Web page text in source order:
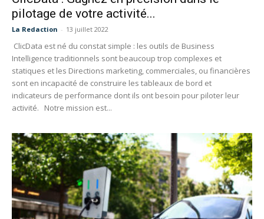
pilotage de votre activité...
La Redaction - 13 juillet 2022
ClicData est né du constat simple : les outils de Business
Intelligence traditionnels sont beaucoup trop complexes et
statiques et les Directions marketing, commerciales, ou financières
sont en incapacité de construire les tableaux de bord et
indicateurs de performance dont ils ont besoin pour piloter leur
activité. Notre mission est...